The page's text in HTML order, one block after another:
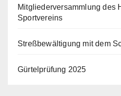
Mitgliederversammlung des
Sportvereins
Streßbewältigung mit dem
Gürtelprüfung 2025